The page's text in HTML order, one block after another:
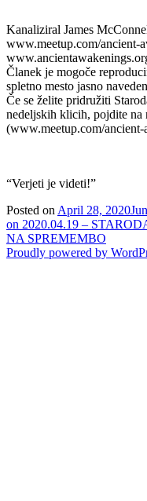
Kanaliziral James
www.meetup.com/ancient-
Članek je mogoče
spletno mesto jasno
Če se želite pridružiti
nedeljskih klicih, pojdite na
(www.meetup.com/
“Verjeti je videti!”
Posted on April 28, 2020
on 2020.04.19 –
NA SPREMEMBO
Proudly powered by